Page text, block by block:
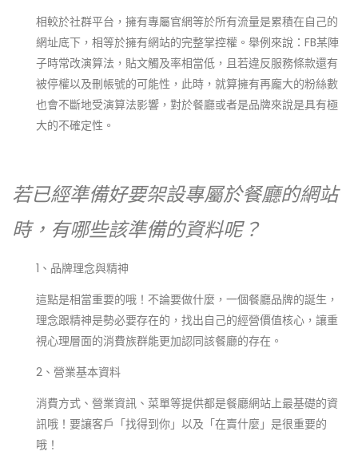
相較於社群平台，擁有專屬官網等於所有流量是累積在自己的
網址底下，相等於擁有網站的完整掌控權。舉例來說：FB某陣
子時常改演算法，貼文觸及率相當低，且若違反服務條款還有
被停權以及刪帳號的可能性，此時，就算擁有再龐大的粉絲數
也會不斷地受演算法影響，對於餐廳或者是品牌來說是具有極
大的不確定性。
若已經準備好要架設專屬於餐廳的網站
時，有哪些該準備的資料呢？
1、品牌理念與精神
這點是相當重要的哦！不論要做什麼，一個餐廳品牌的誕生，
理念跟精神是勢必要存在的，找出自己的經營價值核心，讓重
視心理層面的消費族群能更加認同該餐廳的存在。
2、營業基本資料
消費方式、營業資訊、菜單等提供都是餐廳網站上最基礎的資
訊哦！要讓客戶「找得到你」以及「在賣什麼」是很重要的
哦！